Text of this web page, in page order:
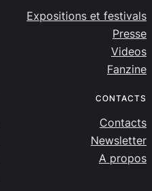
Expositions et festivals
Presse
Videos
Fanzine
CONTACTS
Contacts
Newsletter
A propos